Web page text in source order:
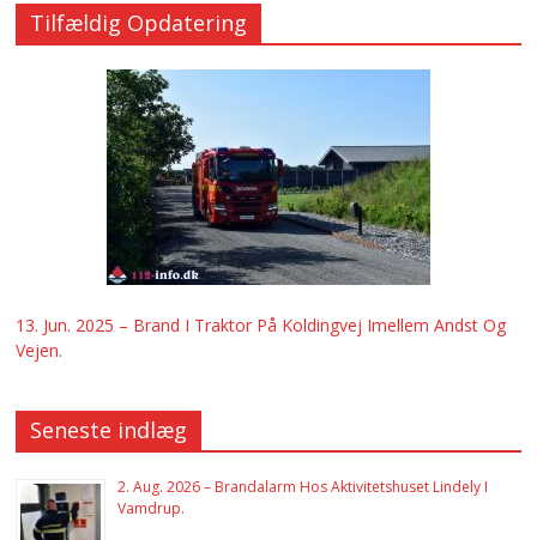
Tilfældig Opdatering
13. Jun. 2025 – Brand I Traktor På Koldingvej Imellem Andst Og
Vejen.
Seneste indlæg
2. Aug. 2026 – Brandalarm Hos Aktivitetshuset Lindely I
Vamdrup.